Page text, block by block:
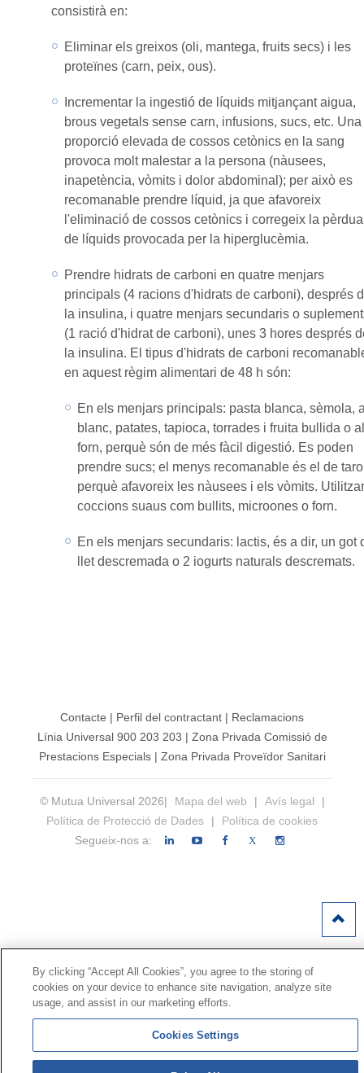
consistirà en:
Eliminar els greixos (oli, mantega, fruits secs) i les
proteïnes (carn, peix, ous).
Incrementar la ingestió de líquids mitjançant aigua,
brous vegetals sense carn, infusions, sucs, etc. Una
proporció elevada de cossos cetònics en la sang
provoca molt malestar a la persona (nàusees,
inapetència, vòmits i dolor abdominal); per això es
recomanable prendre líquid, ja que afavoreix
l'eliminació de cossos cetònics i corregeix la pèrdua
de líquids provocada per la hiperglucèmia.
Prendre hidrats de carboni en quatre menjars
principals (4 racions d'hidrats de carboni), després
la insulina, i quatre menjars secundaris o
(1 ració d'hidrat de carboni), unes 3 hores després
la insulina. El tipus d'hidrats de carboni
en aquest règim alimentari de 48 h són:
En els menjars principals: pasta blanca, sèmola,
blanc, patates, tapioca, torrades i fruita bullida o al
forn, perquè són de més fàcil digestió. Es poden
prendre sucs; el menys recomanable és el de
perquè afavoreix les nàusees i els vòmits. Utilitzar
coccions suaus com bullits, microones o forn.
En els menjars secundaris: lactis, és a dir, un got
llet descremada o 2 iogurts naturals descremats.
Contacte | Perfil del contractant | Reclamacions
Línia Universal 900 203 203 | Zona Privada Comissió de
Prestacions Especials| Zona Privada Proveïdor Sanitari
© Mutua Universal 2026| Mapa del web | Avís legal
|
Política de Protecció de Dades
|
Política de cookies
Segueix-nos a:
X
By clicking “Accept All Cookies”, you agree to the storing of
cookies on your device to enhance site navigation, analyze site
usage, and assist in our marketing efforts.
Cookies Settings